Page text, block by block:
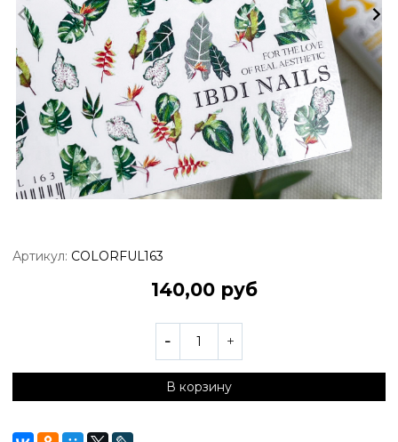
Артикул: COLORFUL163
140,00 руб
В корзину